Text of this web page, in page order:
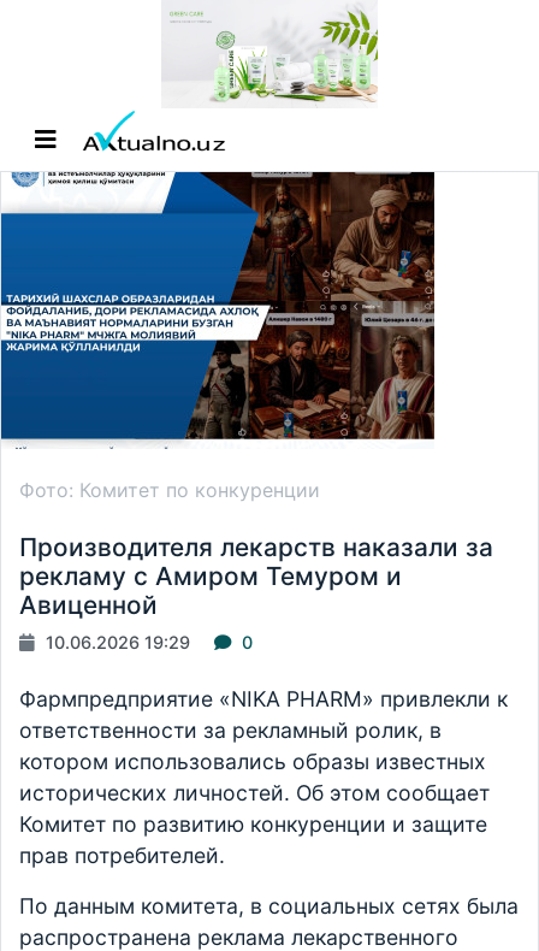
Фото: Комитет по конкуренции
Производителя лекарств наказали за
рекламу с Амиром Темуром и
Авиценной
10.06.2026 19:29 0
Фармпредприятие «NIKA PHARM» привлекли к
ответственности за рекламный ролик, в
котором использовались образы известных
исторических личностей. Об этом сообщает
Комитет по развитию конкуренции и защите
прав потребителей.
По данным комитета, в социальных сетях была
распространена реклама лекарственного